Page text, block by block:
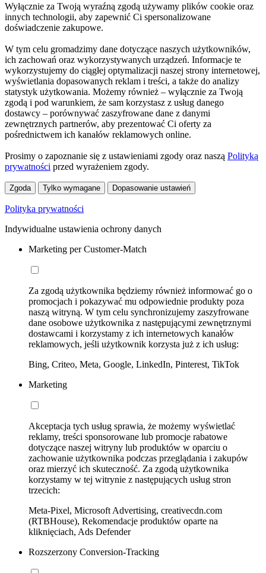
Wyłącznie za Twoją wyraźną zgodą używamy plików cookie oraz
innych technologii, aby zapewnić Ci spersonalizowane
doświadczenie zakupowe.
W tym celu gromadzimy dane dotyczące naszych użytkowników,
ich zachowań oraz wykorzystywanych urządzeń. Informacje te
wykorzystujemy do ciągłej optymalizacji naszej strony internetowej,
wyświetlania dopasowanych reklam i treści, a także do analizy
statystyk użytkowania. Możemy również – wyłącznie za Twoją
zgodą i pod warunkiem, że sam korzystasz z usług danego
dostawcy – porównywać zaszyfrowane dane z danymi
zewnętrznych partnerów, aby prezentować Ci oferty za
pośrednictwem ich kanałów reklamowych online.
Prosimy o zapoznanie się z ustawieniami zgody oraz naszą Polityką
prywatności przed wyrażeniem zgody.
Zgoda Tylko wymagane Dopasowanie ustawień
Polityka prywatności
Indywidualne ustawienia ochrony danych
Marketing per Customer-Match
Za zgodą użytkownika będziemy również informować go o
promocjach i pokazywać mu odpowiednie produkty poza
naszą witryną. W tym celu synchronizujemy zaszyfrowane
dane osobowe użytkownika z następującymi zewnętrznymi
dostawcami i korzystamy z ich internetowych kanałów
reklamowych, jeśli użytkownik korzysta już z ich usług:
Bing, Criteo, Meta, Google, LinkedIn, Pinterest, TikTok
Marketing
Akceptacja tych usług sprawia, że możemy wyświetlać
reklamy, treści sponsorowane lub promocje rabatowe
dotyczące naszej witryny lub produktów w oparciu o
zachowanie użytkownika podczas przeglądania i zakupów
oraz mierzyć ich skuteczność. Za zgodą użytkownika
korzystamy w tej witrynie z następujących usług stron
trzecich:
Meta-Pixel, Microsoft Advertising, creativecdn.com
(RTBHouse), Rekomendacje produktów oparte na
kliknięciach, Ads Defender
Rozszerzony Conversion-Tracking